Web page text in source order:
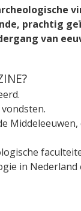
prachtig
van
Middeleeuwen,
in Nederland